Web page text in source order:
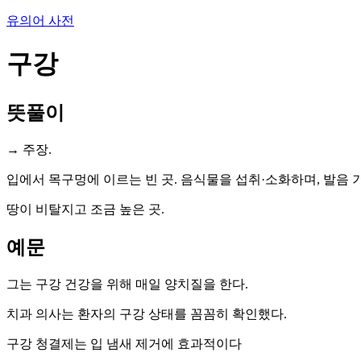
유의어 사전
구강
뜻풀이
→ 주장.
입에서 목구멍에 이르는 빈 곳. 음식물을 섭취·소화하며, 발음
땅이 비탈지고 조금 높은 곳.
예문
그는 구강 건강을 위해 매일 양치질을 한다.
치과 의사는 환자의 구강 상태를 꼼꼼히 확인했다.
구강 청결제는 입 냄새 제거에 효과적이다